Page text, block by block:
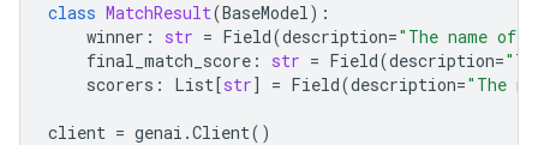
class MatchResult(BaseModel):
winner : str = Field(description="The name of
final_match_score : str = Field(description=
scorers : List[str] = Field(description="The
client = genai .Client()